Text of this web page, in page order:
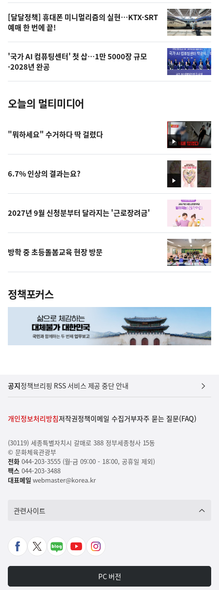
오
늘
의
사
진
[달달정책] 휴대폰 미니멀리즘의 실현…KTX·SRT
예매 한 번에 끝!
'국가 AI 컴퓨팅센터' 첫 삽…1만 5000장 규모
·2028년 완공
오늘의 멀티미디어
영
상
"뭐하세요" 수거하다 딱 걸렸다
영
상
6.7% 인상의 결과는요?
2027년 9월 신청분부터 달라지는 '근로장려금'
방학 중 초등돌봄교육 현장 방문
정책포커스
공지정책브리핑 RSS 서비스 제공 중단 안내
개인정보처리방침저작권정책이메일 수집거부자주 묻는 질문(FAQ)
(30119) 세종특별자치시 갈매로 388 정부세종청사 15동
© 문화체육관광부
전화044-203-3555 (월-금 09:00 - 18:00, 공휴일 제외)
팩스044-203-3488
대표메일 webmaster@korea.kr
관련사이트
페
북
X
가
네
포
유
바
인
타
그
PC 버전